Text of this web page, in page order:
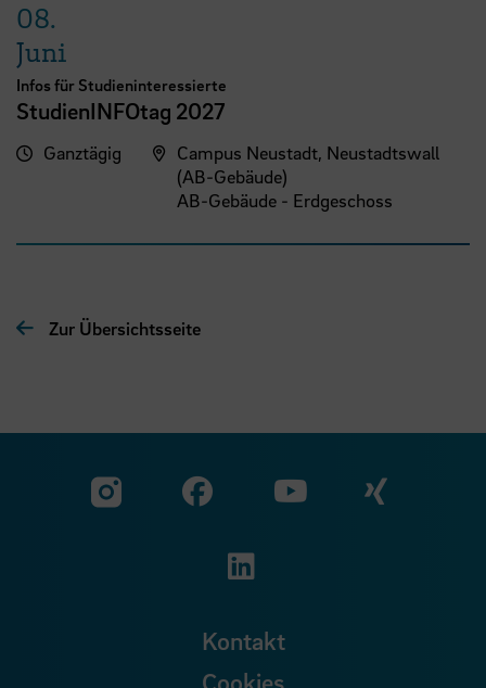
08.
Juni
Infos für Studieninteressierte
StudienINFOtag 2027
Ganztägig
Campus Neustadt, Neustadtswall
(AB-Gebäude)
AB-Gebäude - Erdgeschoss
Zur Übersichtsseite
Zu unserer Facebook
Zu
Zu unserer
Kontakt
Cookies